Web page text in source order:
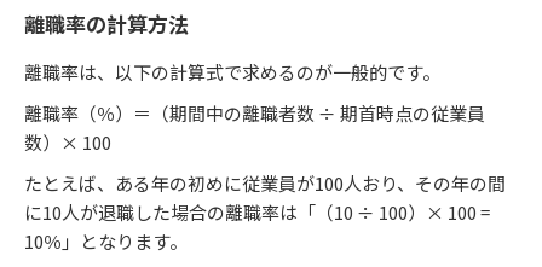
離職率の計算方法
離職率は、以下の計算式で求めるのが一般的です。
離職率（％）＝（期間中の離職者数 ÷ 期首時点の従業員
数）× 100
たとえば、ある年の初めに従業員が100人おり、その年の間
に10人が退職した場合の離職率は「（10 ÷ 100）× 100 =
10％」となります。